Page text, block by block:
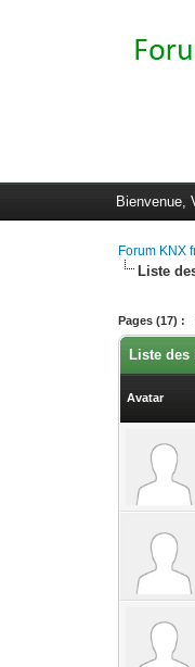
Bienvenue,
Forum KNX
Liste
Pages (17) :
Liste des
Avatar